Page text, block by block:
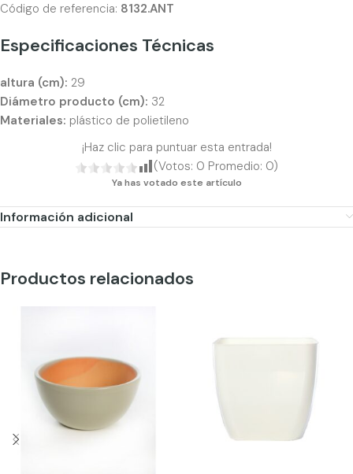
Código de referencia: 8132.ANT
Especificaciones Técnicas
altura (cm): 29
Diámetro producto (cm): 32
Materiales: plástico de polietileno
¡Haz clic para puntuar esta entrada!
(Votos: 0 Promedio: 0)
Ya has votado este artículo
Información adicional
Productos relacionados